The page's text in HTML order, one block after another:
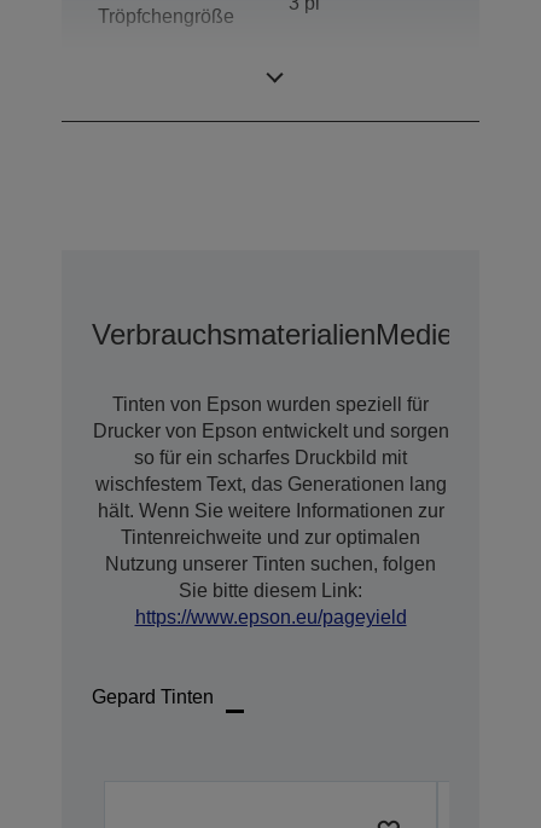
Tröpfchengröße
VerbrauchsmaterialienMedien
Tinten von Epson wurden speziell für
Drucker von Epson entwickelt und sorgen
so für ein scharfes Druckbild mit
wischfestem Text, das Generationen lang
hält. Wenn Sie weitere Informationen zur
Tintenreichweite und zur optimalen
Nutzung unserer Tinten suchen, folgen
Sie bitte diesem Link:
https://www.epson.eu/pageyield
Gepard Tinten